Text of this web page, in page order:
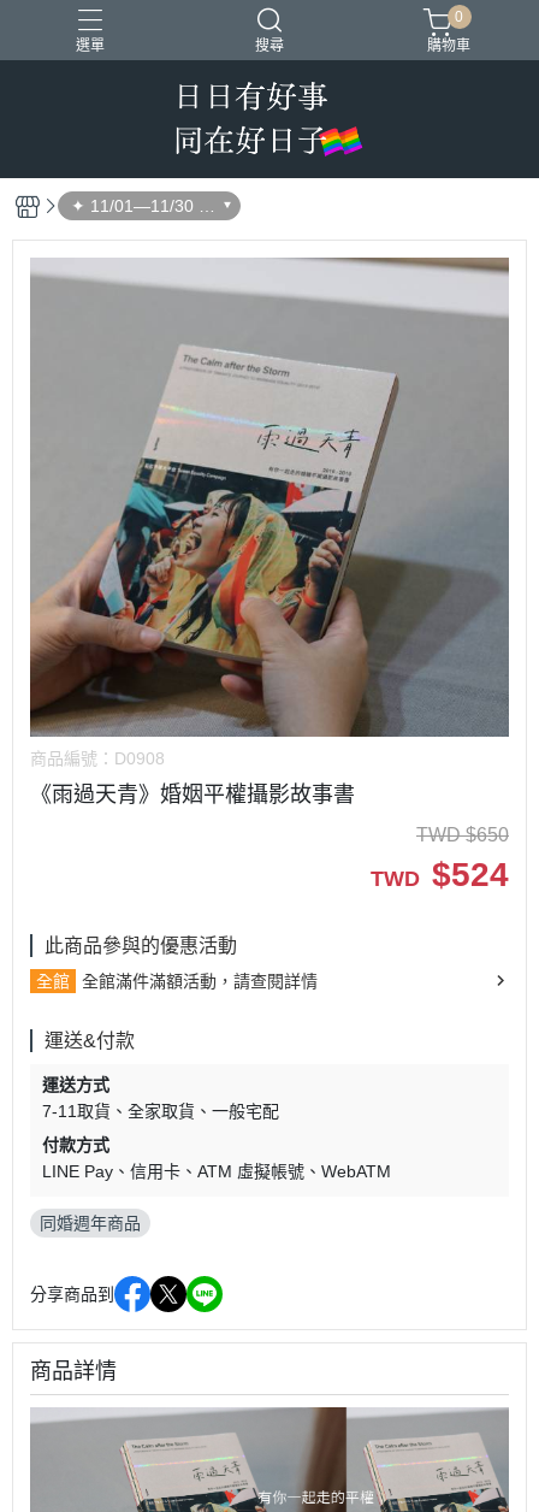
選單 搜尋
QPOWER系列周邊 同婚週年商品 平權金三角
0
購物車
✦ 11/01—11/30 用
消費挺平權
商品編號： D0908
《雨過天青》婚姻平權攝影故事書
TWD $650
TWD $524
此商品參與的優惠活動
全館 全館滿件滿額活動，請查閱詳情
運送&付款
運送方式
7-11取貨
全家取貨
一般宅配
付款方式
LINE Pay
信用卡 ATM 虛擬帳號 WebATM
同婚週年商品
分享商品到
商品詳情